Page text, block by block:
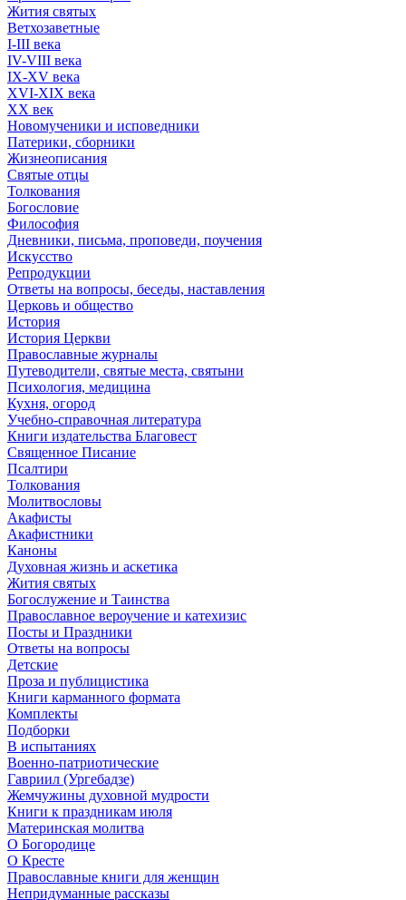
Жития святых
Ветхозаветные
I-III века
IV-VIII века
IX-XV века
XVI-XIX века
XX век
Новомученики и исповедники
Патерики, сборники
Жизнеописания
Святые отцы
Толкования
Богословие
Философия
Дневники, письма, проповеди, поучения
Искусство
Репродукции
Ответы на вопросы, беседы, наставления
Церковь и общество
История
История Церкви
Православные журналы
Путеводители, святые места, святыни
Психология, медицина
Кухня, огород
Учебно-справочная литература
Книги издательства Благовест
Священное Писание
Псалтири
Толкования
Молитвословы
Акафисты
Акафистники
Каноны
Духовная жизнь и аскетика
Жития святых
Богослужение и Таинства
Православное вероучение и катехизис
Посты и Праздники
Ответы на вопросы
Детские
Проза и публицистика
Книги карманного формата
Комплекты
Подборки
В испытаниях
Военно-патриотические
Гавриил (Ургебадзе)
Жемчужины духовной мудрости
Книги к праздникам июля
Материнская молитва
О Богородице
О Кресте
Православные книги для женщин
Непридуманные рассказы